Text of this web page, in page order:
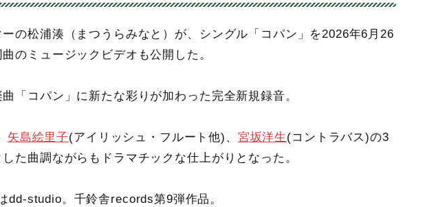
の松浦湊（まつうらみなと）が、シングル「コパン」を2026年6月26
のミュージックビデオも公開した。
「コパン」に新たな彩りが加わった完全新規録音。
矢島絵里子(アイリッシュ・フルート他)、 宮坂洋生 (コントラバス)の3
た曲調ながらもドラマチックな仕上がりとなった。
dd-studio。千鈴舎records第9弾作品。